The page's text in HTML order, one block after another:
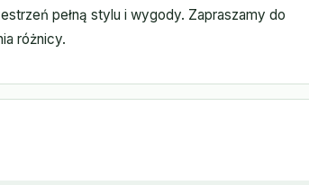
pełną stylu i wygody. Zapraszamy do
różnicy.